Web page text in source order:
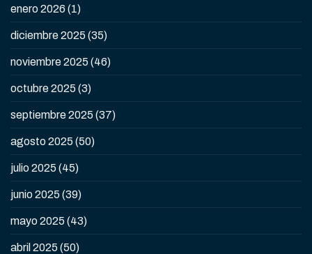
enero 2026 (1)
diciembre 2025 (35)
noviembre 2025 (46)
octubre 2025 (3)
septiembre 2025 (37)
agosto 2025 (50)
julio 2025 (45)
junio 2025 (39)
mayo 2025 (43)
abril 2025 (50)